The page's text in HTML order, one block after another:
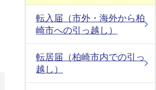
転入届（市外・海外から柏
崎市への引っ越し）
転居届（柏崎市内での引っ
越し）